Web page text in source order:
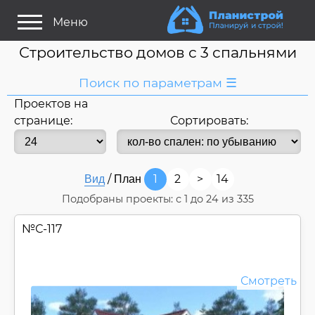
Меню
Строительство домов с 3 спальнями
Поиск по параметрам ☰
Я ищу:
Дом
Название
Строитель/Архитектор
Стиль проекта
Только проекты
Площадь
Длина
Проектов на
странице:
Сортировать:
Вид / План 1 2 > 14
Подобраны проекты: с 1 до 24из 335
№С-117
Смотреть